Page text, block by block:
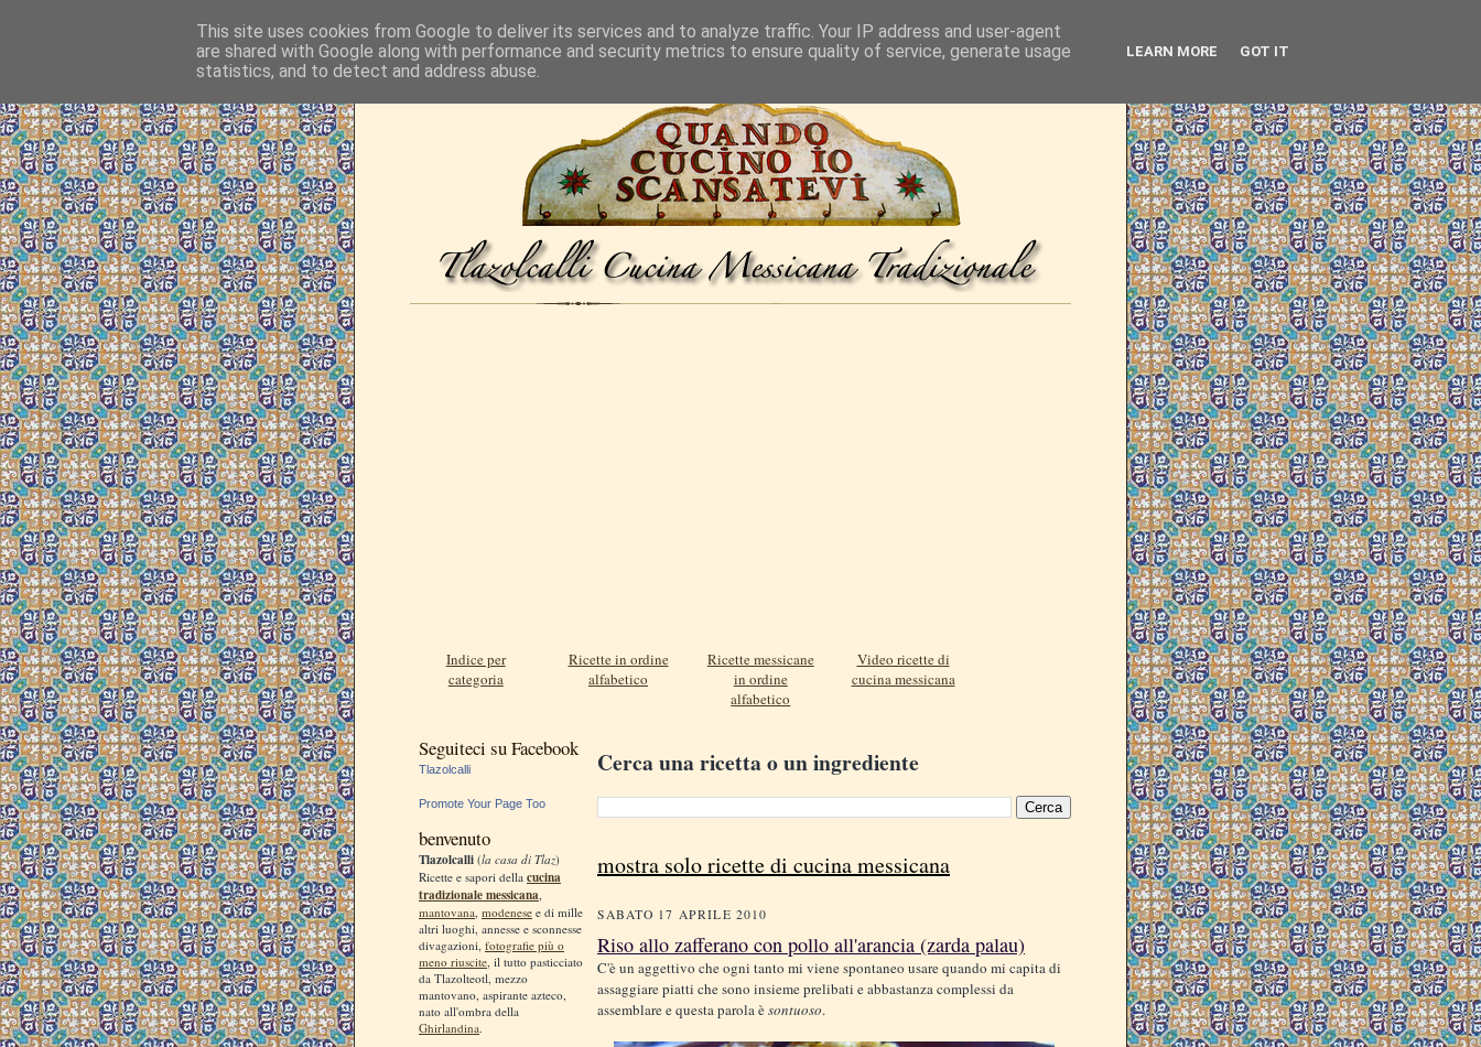
Indice per
categoria
Ricette in ordine
alfabetico
Ricette messicane
in ordine
alfabetico
Video ricette di
cucina messicana
Seguiteci su Facebook
Tlazolcalli
Promote Your Page Too
benvenuto
Tlazolcalli (la casa di Tlaz)
Ricette e sapori della cucina
tradizionale messicana
mantovana modenese e di mille
altri luoghi, annesse e sconnesse
divagazioni, fotografie più o
meno riuscite , il tutto pasticciato
da Tlazolteotl, mezzo
mantovano, aspirante azteco,
nato all'ombra della
Ghirlandina.
Cerca una ricetta o un ingrediente
mostra solo ricette di cucina messicana
SABATO 17 APRILE 2010
Riso allo zafferano con pollo all'arancia (zarda palau)
C'è un aggettivo che ogni tanto mi viene spontaneo usare quando mi capita di
assaggiare piatti che sono insieme prelibati e abbastanza complessi da
assemblare e questa parola èsontuoso.
This site uses cookies from Google to deliver its services and to analyze traffic. Your IP address and user-agent
are shared with Google along with performance and security metrics to ensure quality of service, generate usage
statistics, and to detect and address abuse.
LEARN MORE GOT IT